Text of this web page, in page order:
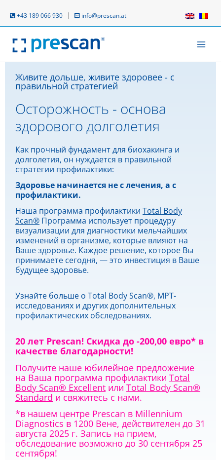
содержимому
+43 189 066 930 | info@prescan.at
Живите дольше, живите здоровее - с
правильной стратегией
Осторожность - основа
здорового долголетия
Как прочный фундамент для биохакинга и
долголетия, он нуждается в правильной
стратегии профилактики:
Здоровье начинается не с лечения, а с
профилактики.
Наша программа профилактики Total Body
Scan® Программа использует процедуру
визуализации для диагностики мельчайших
изменений в организме, которые влияют на
Ваше здоровье. Каждое решение, которое Вы
принимаете сегодня, — это инвестиция в Ваше
будущее здоровье.
Узнайте больше о Total Body Scan®, МРТ-
исследованиях и других дополнительных
профилактических обследованиях.
20 лет Prescan! Скидка до -200,00 евро* в
качестве благодарности!
Получите наше юбилейное предложение
на Ваша программа профилактики Total
Body Scan® Excellent или Total Body Scan®
Standard и свяжитесь с нами.
*в нашем центре Prescan в Millennium
Diagnostics в 1200 Вене, действителен до 31
августа 2025 г. Запись на прием,
обследование возможно до 30 сентября 25
сентября!